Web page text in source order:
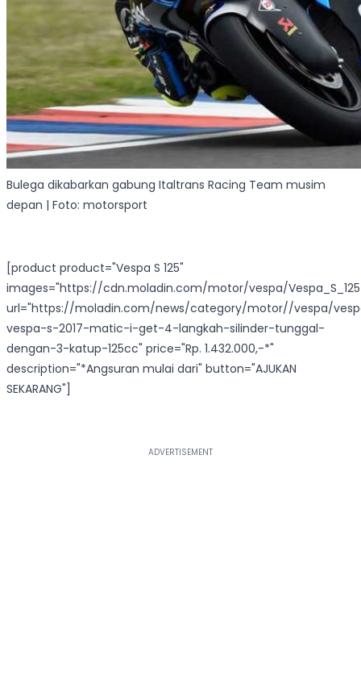
Bulega dikabarkan gabung Italtrans Racing Team musim
depan | Foto: motorsport
[product product="Vespa S 125"
images="https://cdn.moladin.com/motor/vespa/
url="https://moladin.com/news/category/motor//vespa/
vespa-s-2017-matic-i-get-4-langkah-silinder-tunggal-
dengan-3-katup-125cc" price="Rp. 1.432.000,-*"
description="*Angsuran mulai dari" button="AJUKAN
SEKARANG"]